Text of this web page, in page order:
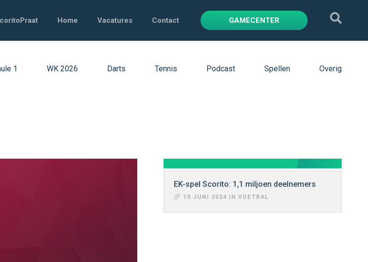
Home Vacatures Contact GAMECENTER
1 WK 2026 Darts Tennis Podcast Spellen Overig
EK-spel Scorito: 1,1 miljoen deelnemers
15 JUNI 2024 IN VOETBAL